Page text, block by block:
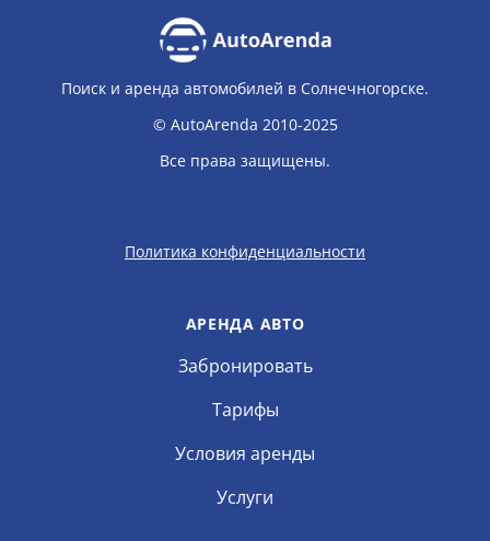
Поиск и аренда автомобилей в Солнечногорске.
© AutoArenda 2010-2025
Все права защищены.
Политика конфиденциальности
АРЕНДА АВТО
Забронировать
Тарифы
Условия аренды
Услуги